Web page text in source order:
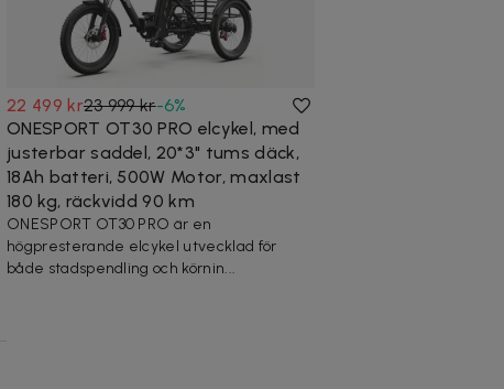
22 499 kr23 999 kr-6%
ONESPORT OT30 PRO elcykel, med
justerbar saddel, 20*3" tums däck,
18Ah batteri, 500W Motor, maxlast
180 kg, räckvidd 90 km
ONESPORT OT30 PRO är en
högpresterande elcykel utvecklad för
både stadspendling och körnin...